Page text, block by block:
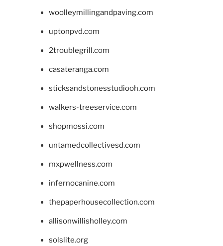
woolleymillingandpaving.com
uptonpvd.com
2troublegrill.com
casateranga.com
sticksandstonesstudiooh.com
walkers-treeservice.com
shopmossi.com
untamedcollectivesd.com
mxpwellness.com
infernocanine.com
thepaperhousecollection.com
allisonwillisholley.com
solslite.org